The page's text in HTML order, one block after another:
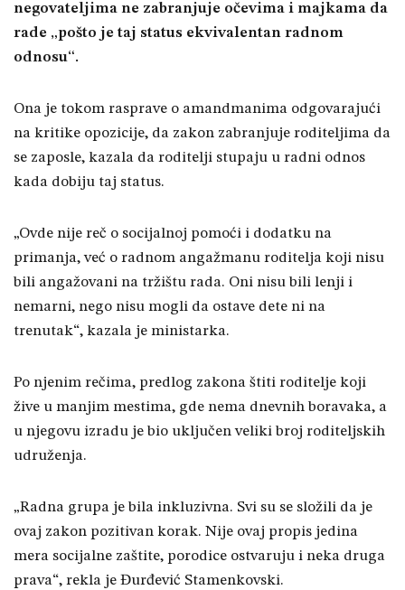
negovateljima ne zabranjuje očevima i majkama da
rade „pošto je taj status ekvivalentan radnom
odnosu“.
Ona je tokom rasprave o amandmanima odgovarajući
na kritike opozicije, da zakon zabranjuje roditeljima da
se zaposle, kazala da roditelji stupaju u radni odnos
kada dobiju taj status.
„Ovde nije reč o socijalnoj pomoći i dodatku na
primanja, već o radnom angažmanu roditelja koji nisu
bili angažovani na tržištu rada. Oni nisu bili lenji i
nemarni, nego nisu mogli da ostave dete ni na
trenutak“, kazala je ministarka.
Po njenim rečima, predlog zakona štiti roditelje koji
žive u manjim mestima, gde nema dnevnih boravaka, a
u njegovu izradu je bio uključen veliki broj roditeljskih
udruženja.
„Radna grupa je bila inkluzivna. Svi su se složili da je
ovaj zakon pozitivan korak. Nije ovaj propis jedina
mera socijalne zaštite, porodice ostvaruju i neka druga
prava“, rekla je Đurđević Stamenkovski.